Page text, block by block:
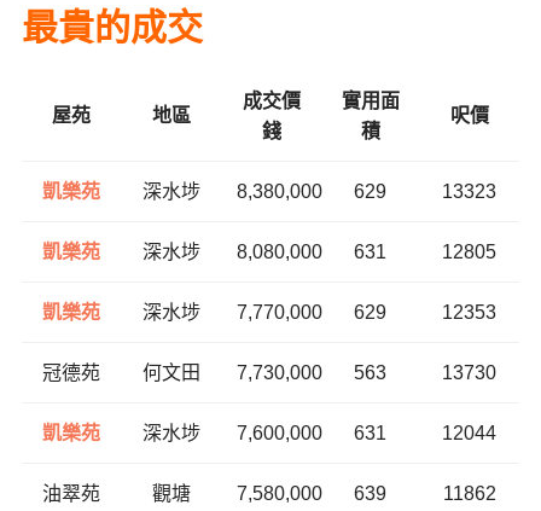
最貴的成交
屋苑 地區
成交價
錢
實用面
積
呎價
凱樂苑 深水埗 8,380,000 629 13323
凱樂苑 深水埗 8,080,000 631 12805
凱樂苑 深水埗 7,770,000 629 12353
冠德苑 何文田 7,730,000 563 13730
凱樂苑 深水埗 7,600,000 631 12044
油翠苑 觀塘 7,580,000 639 11862